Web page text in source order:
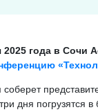
2025 года в Сочи
дня погрузятся